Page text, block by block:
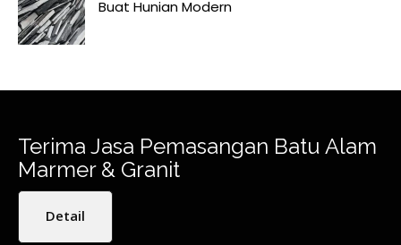
Buat Hunian Modern
Terima Jasa Pemasangan Batu Alam
Marmer & Granit
Detail